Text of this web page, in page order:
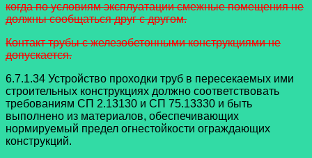
когда по условиям эксплуатации смежные помещения не
должны сообщатьсядруг с другом.
Контакт трубы с железобетонными конструкциями не
допускается.
6.7.1.34 Устройство проходки труб в пересекаемых ими
строительных конструкциях должно соответствовать
требованиям СП 2.13130 и СП 75.13330 и быть
выполнено из материалов, обеспечивающих
нормируемый предел огнестойкости ограждающих
конструкций.